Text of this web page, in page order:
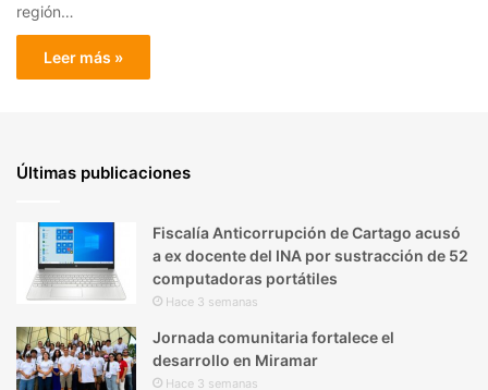
región…
Leer más »
Últimas publicaciones
Fiscalía Anticorrupción de Cartago acusó
a ex docente del INA por sustracción de 52
computadoras portátiles
Hace 3 semanas
Jornada comunitaria fortalece el
desarrollo en Miramar
Hace 3 semanas